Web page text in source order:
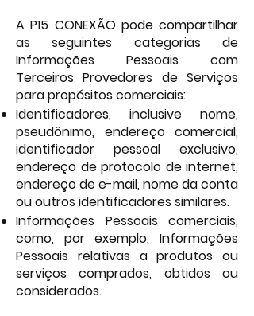
A P15 CONEXÃO pode compartilhar
as seguintes categorias de
Informações Pessoais com
Terceiros Provedores de Serviços
para propósitos comerciais:
Identificadores, inclusive nome,
pseudônimo, endereço comercial,
identificador pessoal exclusivo,
endereço de protocolo de internet,
endereço de e-mail, nome da conta
ou outros identificadores similares.
Informações Pessoais comerciais,
como, por exemplo, Informações
Pessoais relativas a produtos ou
serviços comprados, obtidos ou
considerados.